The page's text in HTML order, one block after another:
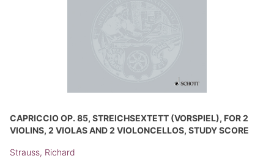
CAPRICCIO OP. 85, STREICHSEXTETT (VORSPIEL), FOR 2
VIOLINS, 2 VIOLAS AND 2 VIOLONCELLOS, STUDY SCORE
Strauss, Richard